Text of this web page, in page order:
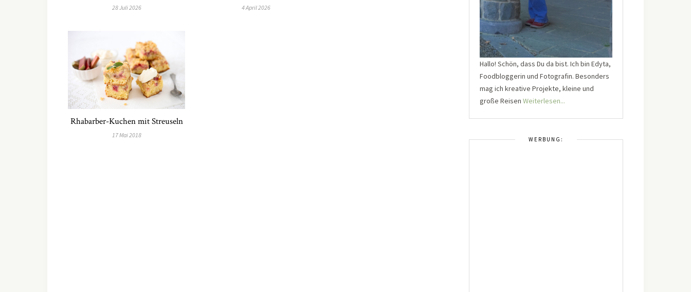
28 Juli 2026 4 April 2026
Rhabarber-Kuchen mit Streuseln
17 Mai 2018
Hallo! Schön, dass Du da bist. Ich bin Edyta,
Foodbloggerin und Fotografin. Besonders
mag ich kreative Projekte, kleine und
große Reisen Weiterlesen...
WERBUNG: